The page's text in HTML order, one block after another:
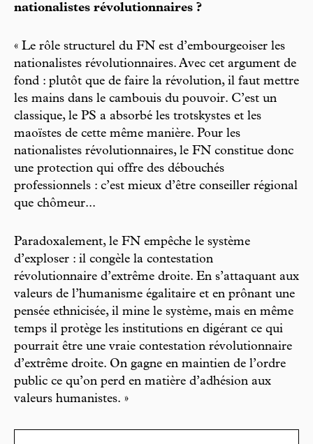
nationalistes révolutionnaires ?
« Le rôle structurel du FN est d’embourgeoiser les
nationalistes révolutionnaires. Avec cet argument de
fond : plutôt que de faire la révolution, il faut mettre
les mains dans le cambouis du pouvoir. C’est un
classique, le PS a absorbé les trotskystes et les
maoïstes de cette même manière. Pour les
nationalistes révolutionnaires, le FN constitue donc
une protection qui offre des débouchés
professionnels : c’est mieux d’être conseiller régional
que chômeur...
Paradoxalement, le FN empêche le système
d’exploser : il congèle la contestation
révolutionnaire d’extrême droite. En s’attaquant aux
valeurs de l’humanisme égalitaire et en prônant une
pensée ethnicisée, il mine le système, mais en même
temps il protège les institutions en digérant ce qui
pourrait être une vraie contestation révolutionnaire
d’extrême droite. On gagne en maintien de l’ordre
public ce qu’on perd en matière d’adhésion aux
valeurs humanistes. »